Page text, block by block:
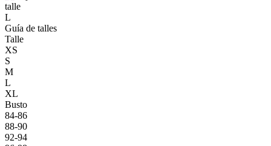
talle
L
Guía de talles
Talle
XS
S
M
L
XL
Busto
84-86
88-90
92-94